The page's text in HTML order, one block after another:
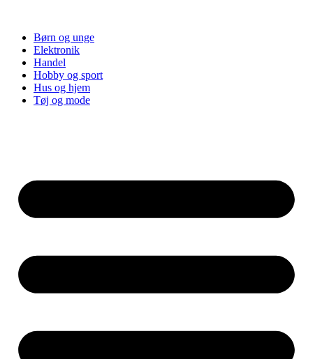
Børn og unge
Elektronik
Handel
Hobby og sport
Hus og hjem
Tøj og mode